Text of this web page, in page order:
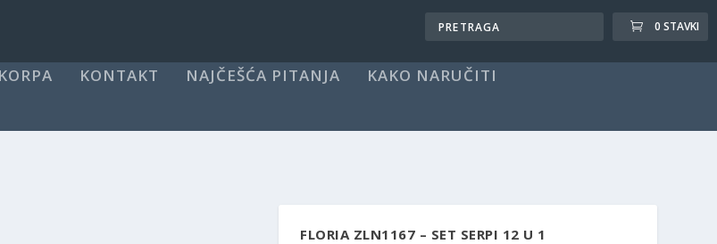
0 STAVKI
KORPA KONTAKT NAJČEŠĆA PITANJA KAKO NARUČITI
FLORIA ZLN1167 – SET SERPI 12 U 1